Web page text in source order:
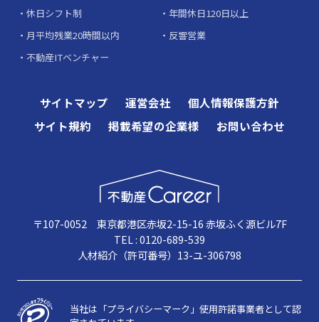
休日シフト制
年間休日120日以上
月平均残業20時間以内
反響営業
不動産ITベンチャー
サイトマップ 運営会社
個人情報保護方針
サイト規約
掲載希望の企業様 お問い合わせ
〒107-0052 東京都港区赤坂2-15-16 赤坂ふく源ビル7F
TEL : 0120-689-539
人材紹介（許可番号）13-ユ-306798
当社は「プライバシーマーク」使用許諾事業者として認